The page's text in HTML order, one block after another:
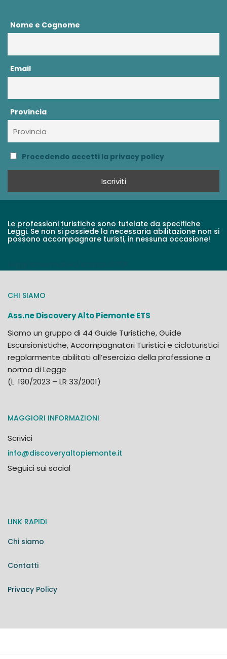
Nome e Cognome
Email
Provincia
Procedendo accetti la privacy policy
Le professioni turistiche sono tutelate da specifiche
Leggi. Se non si possiede la necessaria abilitazione non si
possono accompagnare turisti, in nessuna occasione!
CHI SIAMO
Ass.ne Discovery Alto Piemonte ETS
Siamo un gruppo di 44 Guide Turistiche, Guide
Escursionistiche, Accompagnatori Turistici e cicloturistici
regolarmente abilitati all’esercizio della professione a
norma di Legge
(L. 190/2023 – LR 33/2001)
MAGGIORI INFORMAZIONI
Scrivici
info@discoveryaltopiemonte.it
Seguici sui social
LINK RAPIDI
Chi siamo
Contatti
Privacy Policy